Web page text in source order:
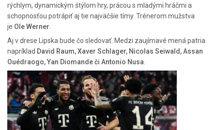
rýchlym, dynamickým štýlom hry, prácou s mladými hráčmi a
schopnosťou potrápiť aj tie najväčšie tímy. Trénerom mužstva
je Ole Werner
Aj v drese Lipska bude čo sledovať. Medzi zaujímavé mená patria
napríklad David Raum, Xaver Schlager, Nicolas Seiwald, Assan
Ouédraogo, Yan Diomande či Antonio Nusa